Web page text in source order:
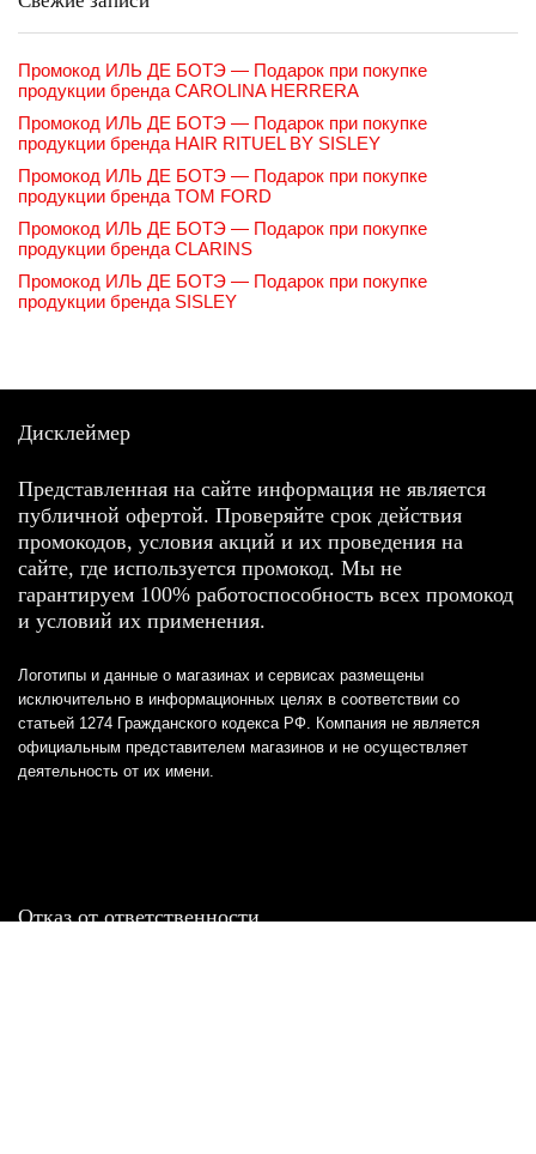
Промокод ИЛЬ ДЕ БОТЭ — Подарок при покупке
продукции бренда CAROLINA HERRERA
Промокод ИЛЬ ДЕ БОТЭ — Подарок при покупке
продукции бренда HAIR RITUEL BY SISLEY
Промокод ИЛЬ ДЕ БОТЭ — Подарок при покупке
продукции бренда TOM FORD
Промокод ИЛЬ ДЕ БОТЭ — Подарок при покупке
продукции бренда CLARINS
Промокод ИЛЬ ДЕ БОТЭ — Подарок при покупке
продукции бренда SISLEY
Дисклеймер
Представленная на сайте информация не является
публичной офертой. Проверяйте срок действия
промокодов, условия акций и их проведения на
сайте, где используется промокод. Мы не
гарантируем 100% работоспособность всех промокод
и условий их применения.
Логотипы и данные о магазинах и сервисах размещены
исключительно в информационных целях в соответствии со
статьей 1274 Гражданского кодекса РФ. Компания не является
официальным представителем магазинов и не осуществляет
деятельность от их имени.
Отказ от ответственности